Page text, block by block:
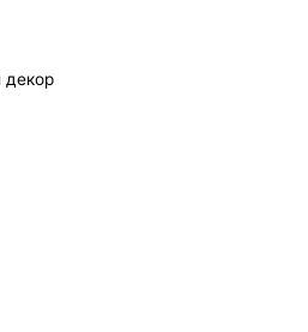
декор